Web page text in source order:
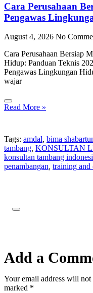
Cara Perusahaan
Pengawas
August 4, 2026 No
Cara Perusahaan Bersiap
Hidup: Panduan Teknis
Pengawas Lingkungan
wajar
Read More »
Tags: amdal bima
tambang KONSULTAN
konsultan tambang
penambangan training and
Add a
Your email address will
marked *